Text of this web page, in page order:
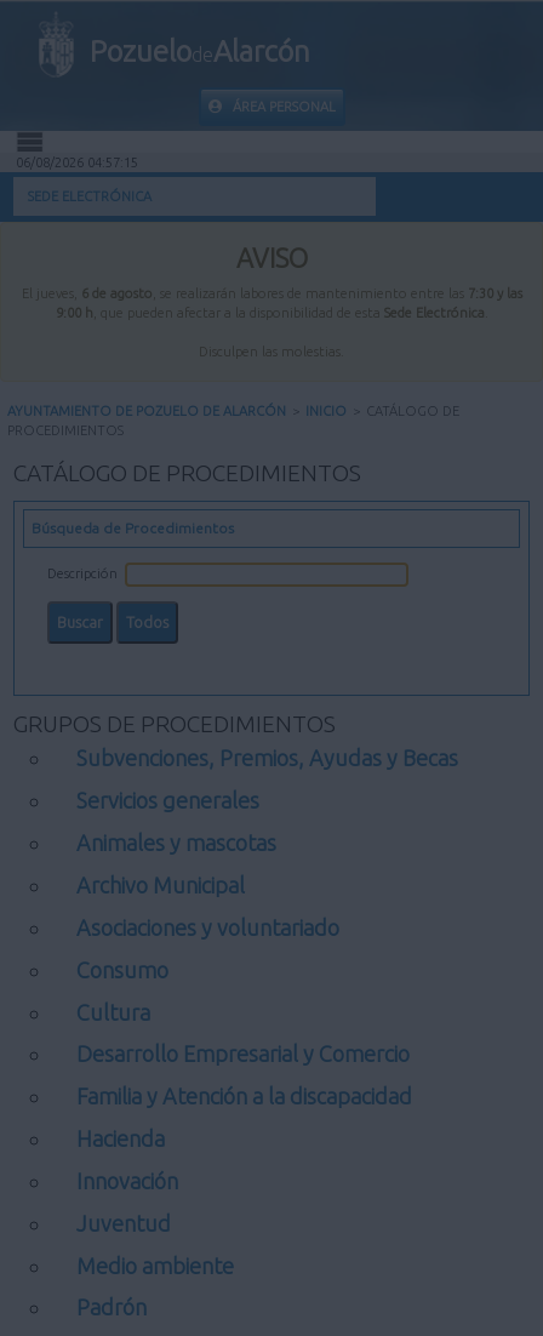
PozuelodeAlarcón
ÁREA PERSONAL
INICIO
INFORMACIÓN PÚBLICA
MI CARPETA
06/08/2026 04:57:16
SEDE ELECTRÓNICA
AVISO
El jueves, 6 de agosto , se realizarán labores de mantenimiento entre las 7:30 y las
9:00 h , que pueden afectar a la disponibilidad de esta Sede Electrónica
Disculpen las molestias.
AYUNTAMIENTO DE POZUELO DE ALARCÓN > INICIO > CATÁLOGO DE
PROCEDIMIENTOS
CATÁLOGO DE PROCEDIMIENTOS
Búsqueda de Procedimientos
Descripción
GRUPOS DE PROCEDIMIENTOS
Subvenciones, Premios, Ayudas y Becas
Servicios generales
Animales y mascotas
Archivo Municipal
Asociaciones y voluntariado
Consumo
Cultura
Desarrollo Empresarial y Comercio
Familia y Atención a la discapacidad
Hacienda
Innovación
Juventud
Medio ambiente
Padrón